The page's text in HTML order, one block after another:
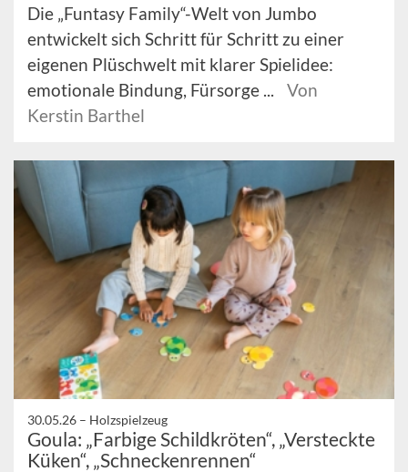
Die „Funtasy Family“-Welt von Jumbo
entwickelt sich Schritt für Schritt zu einer
eigenen Plüschwelt mit klarer Spielidee:
emotionale Bindung, Fürsorge ...
Von
Kerstin Barthel
30.05.26 – Holzspielzeug
Goula: „Farbige Schildkröten“, „Versteckte
Küken“, „Schneckenrennen“